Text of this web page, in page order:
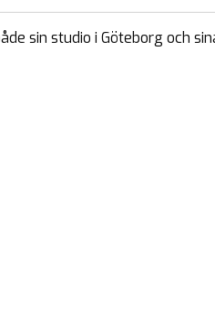
sin studio i Göteborg och